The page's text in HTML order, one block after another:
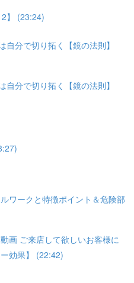
】 (23:24)
自分で切り拓く【鏡の法則】
自分で切り拓く【鏡の法則】
ワークと特徴ポイント＆危険部
画 ご来店して欲しいお客様に
効果】 (22:42)